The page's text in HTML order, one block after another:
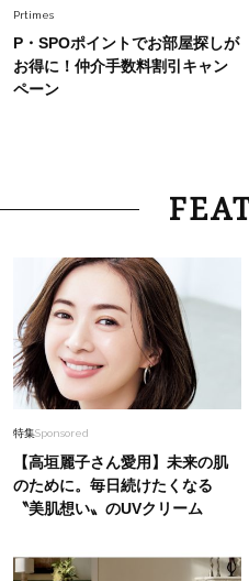
26年夏は「小
【最旬かごバッ
Prtimes
P・SPOポイントでお部屋探しが
お得に！仲介手数料割引キャン
ペーン
特集Sponsored
【高垣麗子さん愛用】未来の肌
のために。毎日続けたくなる
〝美肌想い〟のUVクリーム